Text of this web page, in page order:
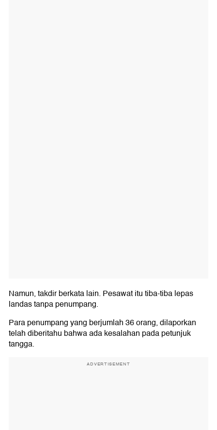
Namun, takdir berkata lain. Pesawat itu tiba-tiba lepas
landas tanpa penumpang.
Para penumpang yang berjumlah 36 orang, dilaporkan
telah diberitahu bahwa ada kesalahan pada petunjuk
tangga.
ADVERTISEMENT